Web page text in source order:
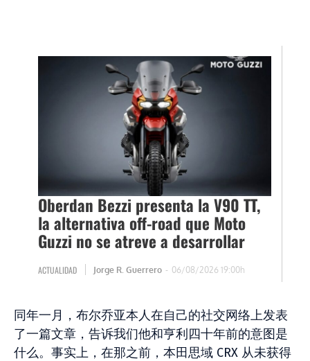
同年一月，布尔乔亚本人在自己的社交网络上发表
了一篇文章，告诉我们他和亨利四十年前的意图是
什么。事实上，在那之前，本田思域 CRX 从未获得